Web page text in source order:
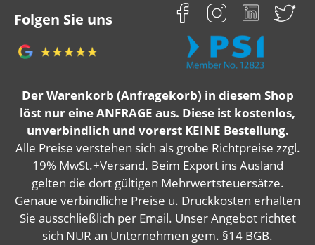
Folgen Sie uns
Der Warenkorb (Anfragekorb) in diesem Shop
löst nur eine ANFRAGE aus. Diese ist kostenlos,
unverbindlich und vorerst KEINE Bestellung.
Alle Preise verstehen sich als grobe Richtpreise zzgl.
19% MwSt.+Versand. Beim Export ins Ausland
gelten die dort gültigen Mehrwertsteuersätze.
Genaue verbindliche Preise u. Druckkosten erhalten
Sie ausschließlich per Email. Unser Angebot richtet
sich NUR an Unternehmen gem. §14 BGB.